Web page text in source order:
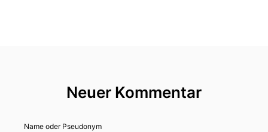
Neuer Kommentar
Name oder Pseudonym